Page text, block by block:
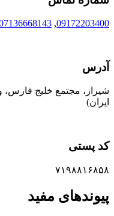
09172203400
,
آدرس
ایران)
کد پستی
۷۱۹۸۸۱۶۸۵۸
پیوندهای مفید